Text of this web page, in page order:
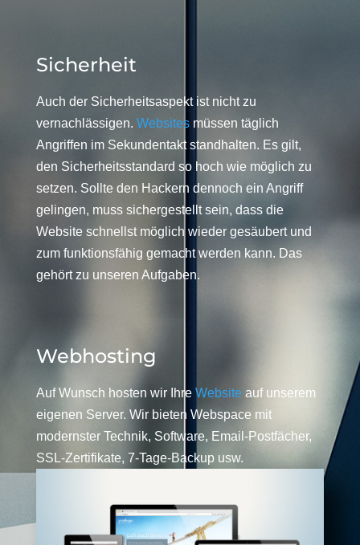
Sicherheit
Auch der Sicherheitsaspekt ist nicht zu
vernachlässigen. Websitesmüssen täglich
Angriffen im Sekundentakt standhalten. Es gilt,
den Sicherheitsstandard so hoch wie möglich zu
setzen. Sollte den Hackern dennoch ein Angriff
gelingen, muss sichergestellt sein, dass die
Website schnellst möglich wieder gesäubert und
zum funktionsfähig gemacht werden kann. Das
gehört zu unseren Aufgaben.
Webhosting
Auf Wunsch hosten wir Ihre Website auf unserem
eigenen Server. Wir bieten Webspace mit
modernster Technik, Software, Email-Postfächer,
SSL-Zertifikate, 7-Tage-Backup usw.